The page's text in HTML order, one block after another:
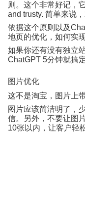
则。这个非常好记，
and trusty. 简单来说
依据这个原则以及
地页的优化，如何实
如果你还有没有独立
ChatGPT 5分钟就搞定
图片优化
这不是淘宝，图片上
图片应该简洁明了，
信。另外，不要让图
10张以内，让客户轻